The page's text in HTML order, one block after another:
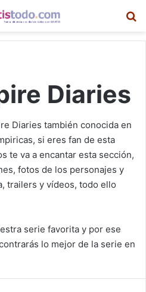
Diaries
Diaries también conocida en
si eres fan de esta
te va a encantar esta sección,
fotos de los personajes y
trailers y vídeos, todo ello
serie favorita y por ese
lo mejor de la serie en